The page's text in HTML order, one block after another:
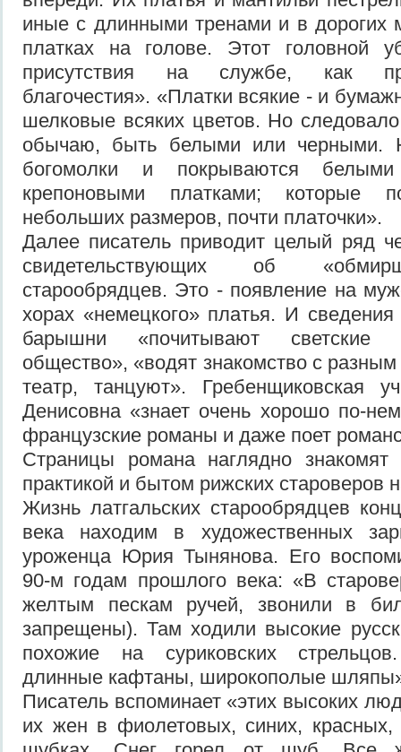
иные с длинными тренами и в дорогих
платках на голове. Этот головной
присутствия на службе, как
благочестия». «Платки всякие - и
шелковые всяких цветов. Но
обычаю, быть белыми или черными.
богомолки и покрываются
крепоновыми платками; которые
небольших размеров, почти платочки».
Далее писатель приводит целый ряд
свидетельствующих об
старообрядцев. Это - появление на
хорах «немецкого» платья. И
барышни «почитывают светские
общество», «водят знакомство с
театр, танцуют». Гребенщиковская
Денисовна «знает очень хорошо по-
французские романы и даже поет
Страницы романа наглядно знакомят
практикой и бытом рижских староверов
Жизнь латгальских старообрядцев
века находим в художественных
уроженца Юрия Тынянова. Его
90-м годам прошлого века: «В
желтым пескам ручей, звонили в
запрещены). Там ходили высокие
похожие на суриковских
длинные кафтаны, широкополые
Писатель вспоминает «этих высоких
их жен в фиолетовых, синих, красных,